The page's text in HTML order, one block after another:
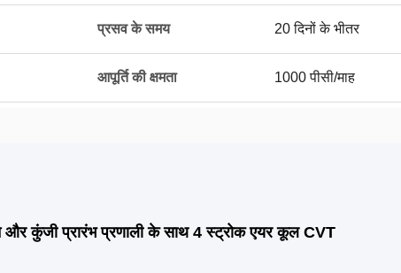
प्रसव के समय 20 दिनों के भीतर
आपूर्ति की क्षमता 1000 पीसी/माह
कुंजी प्रारंभ प्रणाली के साथ 4 स्ट्रोक एयर कूल CVT